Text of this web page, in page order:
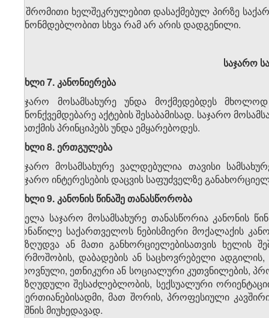
3. შრომითი ხელშეკრულებით დასაქმებულ პირზე
კანონმდებლობით სხვა რამ არ არის დადგენილი.
საჯარო
მუხლი 7. კანონიერება
საჯარო მოსამსახურე უნდა მოქმედებდეს
კანონქვემდებარე აქტების შესაბამისად. საჯარო
დათქმის პრინციპებს უნდა ემყარებოდეს.
მუხლი 8. ერთგულება
საჯარო მოსამსახურე ვალდებულია თავისი
საჯარო ინტერესების დაცვის საფუძველზე
მუხლი 9. კანონის წინაშე თანასწორობა
ყველა საჯარო მოსამსახურე თანასწორია კანონის
მონაწილე საქართველოს ნებისმიერი მოქალაქის
შეზღუდვა ან მათი განხორციელებისათვის ხელის
წარმოშობის, დაბადების ან საცხოვრებელი
ეროვნული, ეთნიკური ან სოციალური კუთვნილების,
შეზღუდული შესაძლებლობის, სექსუალური
გაერთიანებისადმი, მათ შორის, პროფესიული
ნიშნის მიუხედავად.